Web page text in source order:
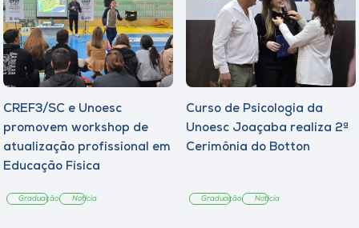
CREF3/SC e Unoesc
promovem workshop de
atualização profissional em
Educação Física
Graduação Notícia
Curso de Psicologia da
Unoesc Joaçaba realiza 2ª
Cerimônia do Botton
Graduação Notícia